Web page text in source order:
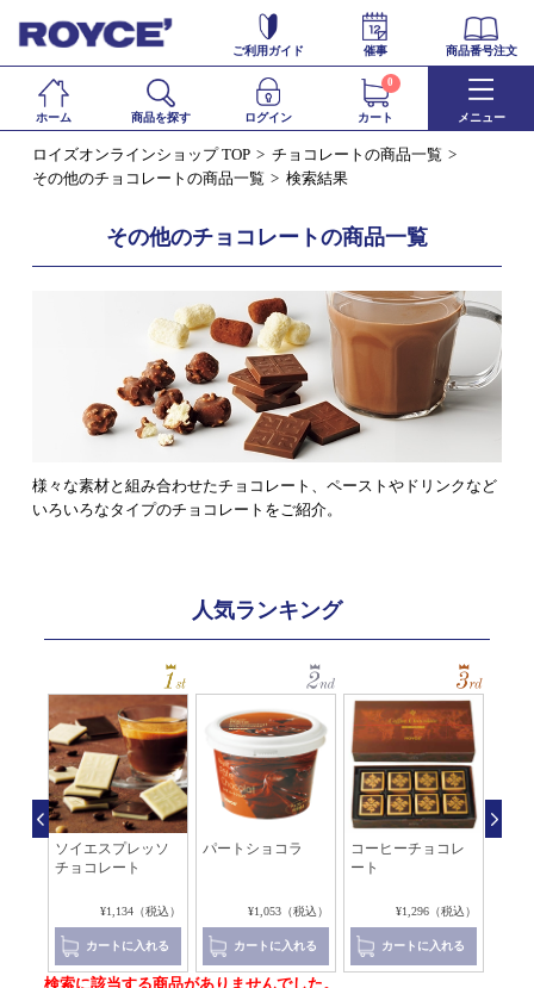
ご利用ガイド 催事 商品番号注文
ホーム 商品を探す ログイン カート
0
メニュー
ロイズオンラインショップ TOP
チョコレートの商品一覧
その他のチョコレートの商品一覧
検索結果
その他のチョコレートの商品一覧
様々な素材と組み合わせたチョコレート、ペーストやドリンクなど
いろいろなタイプのチョコレートをご紹介。
人気ランキング
ソイエスプレッソ
チョコレート
¥1,134（税込）
カートに入れる
パートショコラ
¥1,053（税込）
カートに入れる
コーヒーチョコレ
ート
¥1,296（税込）
カートに入れる
検索に該当する商品がありませんでした。